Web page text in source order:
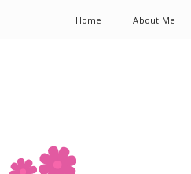
Home About Me